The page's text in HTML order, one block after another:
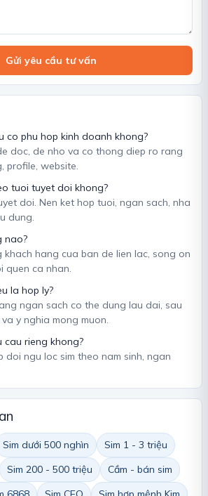
Gửi yêu cầu tư vấn
co phu hop kinh doanh khong?
doc, de nho va co thong diep ro rang
profile, website.
tuoi tuyet doi khong?
doi. Nen ket hop tuoi, ngan sach, nha
dung.
nao?
khach hang cua ban de lien lac, song on
quen ca nhan.
la hop ly?
ngan sach co the dung lau dai, sau
y nghia mong muon.
cau rieng khong?
doi ngu loc sim theo nam sinh, ngan
Sim dưới 500 nghìn
Sim 1 - 3 triệu
Sim 200 - 500 triệu
Cầm - bán sim